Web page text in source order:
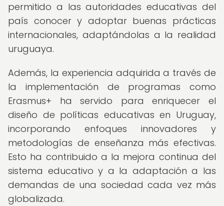
permitido a las autoridades educativas del
país conocer y adoptar buenas prácticas
internacionales, adaptándolas a la realidad
uruguaya.
Además, la experiencia adquirida a través de
la implementación de programas como
Erasmus+ ha servido para enriquecer el
diseño de políticas educativas en Uruguay,
incorporando enfoques innovadores y
metodologías de enseñanza más efectivas.
Esto ha contribuido a la mejora continua del
sistema educativo y a la adaptación a las
demandas de una sociedad cada vez más
globalizada.